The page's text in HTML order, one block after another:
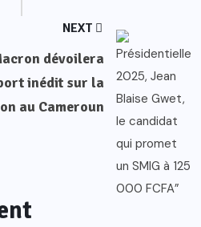
NEXT
dévoilera
inédit sur la
au Cameroun